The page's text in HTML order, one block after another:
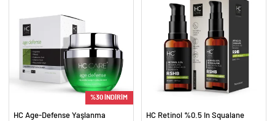
%30 İNDİRİM
HC Age-Defense Yaşlanma
HC Retinol %0.5 In Squalane